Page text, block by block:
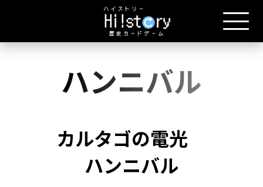
ハンニバル
カルタゴの電光
ハンニバル